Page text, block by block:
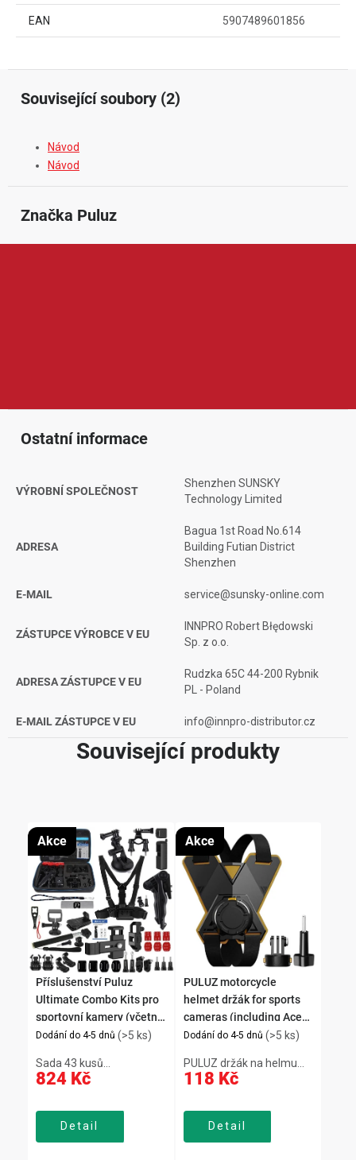
EAN 5907489601856
Související soubory (2)
Návod
Návod
Značka Puluz
Ostatní informace
VÝROBNÍ SPOLEČNOST
Shenzhen SUNSKY
Technology Limited
ADRESA
Bagua 1st Road No.614
Building Futian District
Shenzhen
E-MAIL service@sunsky-online.com
ZÁSTUPCE VÝROBCE V EU
INNPRO Robert Błędowski
Sp. z o.o.
ADRESA ZÁSTUPCE V EU
Rudzka 65C 44-200 Rybnik
PL - Poland
E-MAIL ZÁSTUPCE V EU info@innpro-distributor.cz
Související produkty
Akce
Příslušenství Puluz
Ultimate Combo Kits pro
sportovní kamery (včetně
Osmo Action 5 Pro, Ace
Dodání do 4-5 dnů (>5 ks)
824 Kč
Detail
Sada 43 kusů
příslušenství Puluz je
Pocket pomocí adaptéru.
Obsahuje držáky, rukojeti,
selfie tyč, pouzdra a
Akce
PULUZ motorcycle
helmet držák for sports
cameras (including Ace
Pro 2, Osmo Action 5 Pro)
Dodání do 4-5 dnů (>5 ks)
118 Kč
Detail
PULUZ držák na helmu
pro sportovní kamery
během jízdy. Magnetický
systém umožňuje rychlou
instalaci a snadné